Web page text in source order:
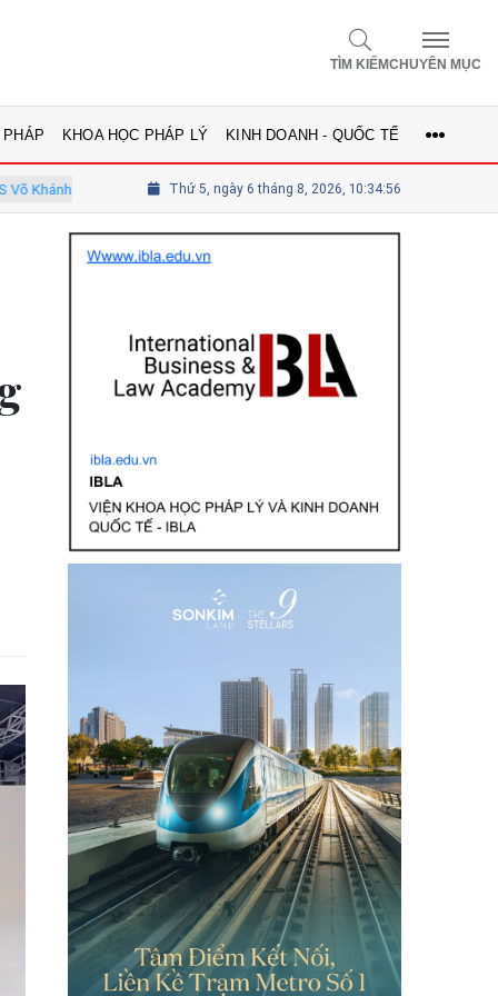
TÌM KIẾMCHUYÊN MỤC
KHOA HỌC PHÁP LÝ KINH DOANH - QUỐC TẾ
viên Hội đồng Tổng biên tập Lê Thị Mai Phương - Ủy viên
Thứ 5, ngày 6 tháng 8, 2026, 10:34:58